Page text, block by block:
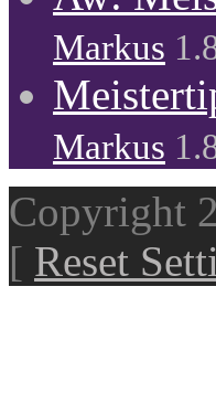
Markus
Markus
Copyright
[ Reset